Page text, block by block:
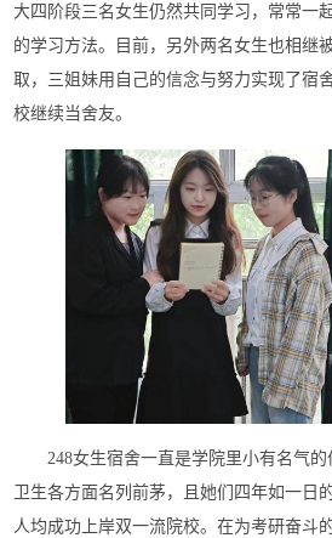
大四阶段三名女生仍然共同学习，常常一
的学习方法。目前，另外两名女生也相继
取，三姐妹用自己的信念与努力实现了宿
校继续当舍友。
248女生宿舍一直是学院里小有名气的
卫生各方面名列前茅，且她们四年如一日
人均成功上岸双一流院校。在为考研奋斗